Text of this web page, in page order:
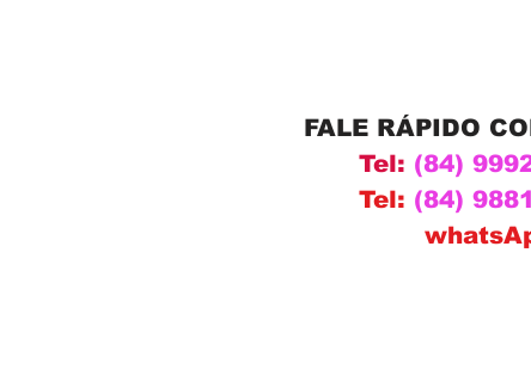
FALE RÁPIDO
Tel: (84)
Tel: (84)